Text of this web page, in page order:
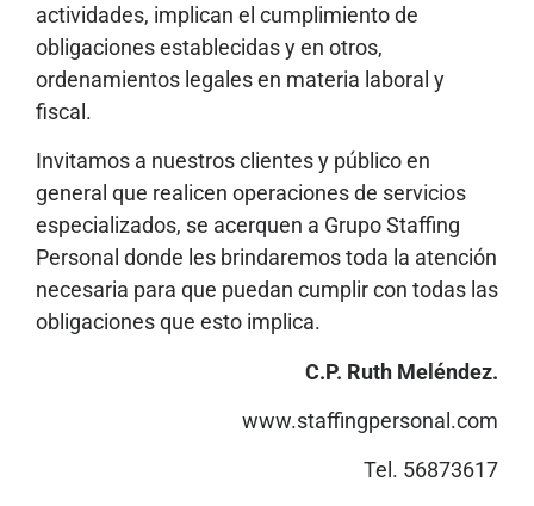
actividades, implican el cumplimiento de
obligaciones establecidas y en otros,
ordenamientos legales en materia laboral y
fiscal.
Invitamos a nuestros clientes y público en
general que realicen operaciones de servicios
especializados, se acerquen a Grupo Staffing
Personal donde les brindaremos toda la atención
necesaria para que puedan cumplir con todas las
obligaciones que esto implica.
C.P. Ruth Meléndez.
www.staffingpersonal.com
Tel. 56873617